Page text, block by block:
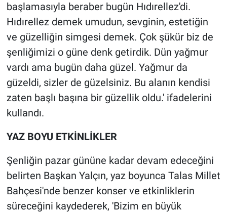
başlamasıyla beraber bugün Hıdırellez'di.
Hıdırellez demek umudun, sevginin, estetiğin
ve güzelliğin simgesi demek. Çok şükür biz de
şenliğimizi o güne denk getirdik. Dün yağmur
vardı ama bugün daha güzel. Yağmur da
güzeldi, sizler de güzelsiniz. Bu alanın kendisi
zaten başlı başına bir güzellik oldu.' ifadelerini
kullandı.
YAZ BOYU ETKİNLİKLER
Şenliğin pazar gününe kadar devam edeceğini
belirten Başkan Yalçın, yaz boyunca Talas Millet
Bahçesi'nde benzer konser ve etkinliklerin
süreceğini kaydederek, 'Bizim en büyük